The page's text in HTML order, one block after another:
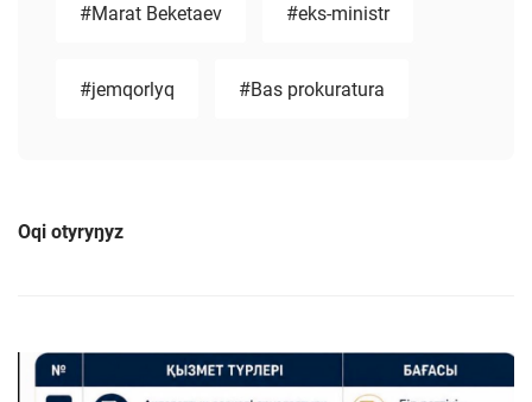
#Marat Beketaev #eks-ministr
#jemqorlyq #Bas prokuratura
Oqi otyryŋyz